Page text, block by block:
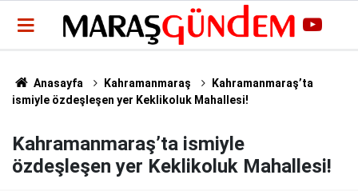
Anasayfa Kahramanmaraş
Kahramanmaraş’ta
ismiyle özdeşleşen yer Keklikoluk Mahallesi!
Kahramanmaraş’ta ismiyle
özdeşleşen yer Keklikoluk Mahallesi!